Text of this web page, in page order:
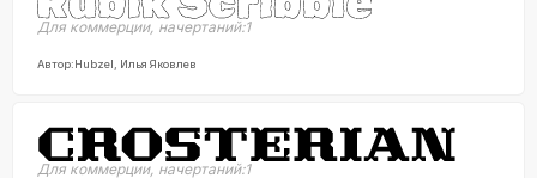
Для коммерции, начертаний:1
Автор:Hubzel, Илья Яковлев
Для коммерции, начертаний:1